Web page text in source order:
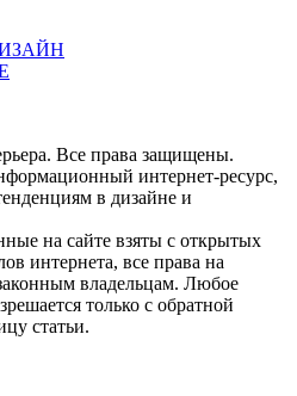
Все права защищены.
интернет-ресурс,
в дизайне и
на сайте взяты с открытых
интернета, все права на
владельцам. Любое
только с обратной
статьи.